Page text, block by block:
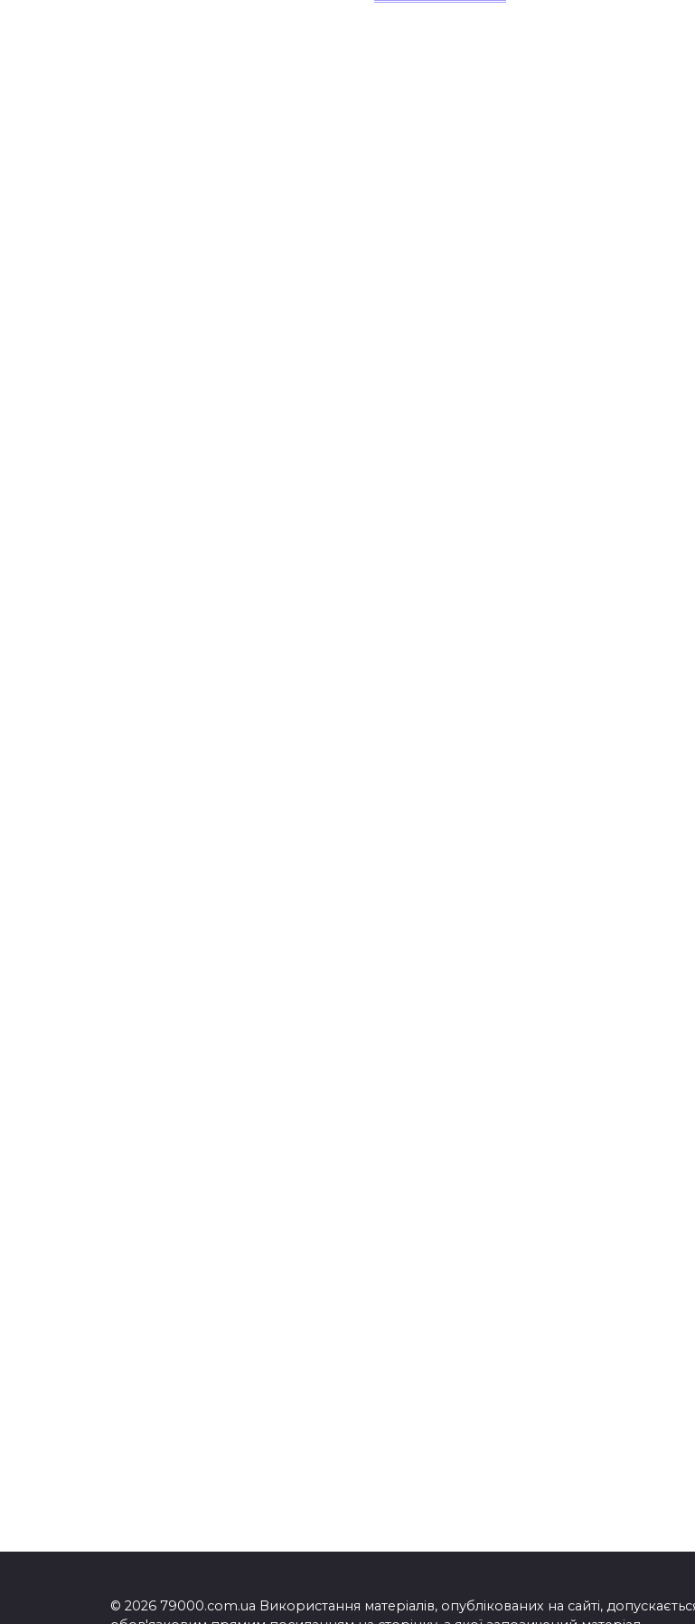
© 2026 79000.com.ua Використання матеріалів, опублікованих на сайті,